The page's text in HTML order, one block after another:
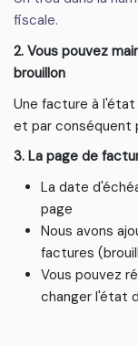
fiscale.
2. Vous pouvez
brouillon
Une facture à l'état
et par conséquent
3. La page de
La date
page
Nous avons
factures
Vous pouvez
changer l'état